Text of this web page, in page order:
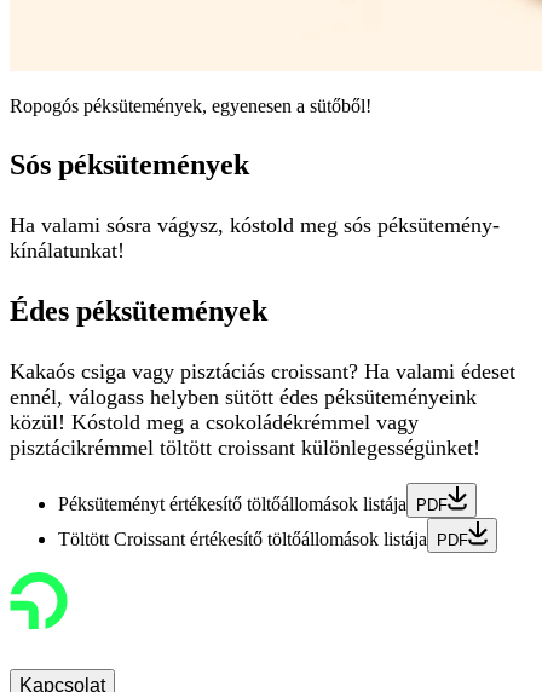
Ropogós péksütemények, egyenesen a sütőből!
Sós péksütemények
Ha valami sósra vágysz, kóstold meg sós péksütemény-
kínálatunkat!
Édes péksütemények
Kakaós csiga vagy pisztáciás croissant? Ha valami édeset
ennél, válogass helyben sütött édes péksüteményeink
közül! Kóstold meg a csokoládékrémmel vagy
pisztácikrémmel töltött croissant különlegességünket!
Péksüteményt értékesítő töltőállomások listája PDF
Töltött Croissant értékesítő töltőállomások listája PDF
Kapcsolat